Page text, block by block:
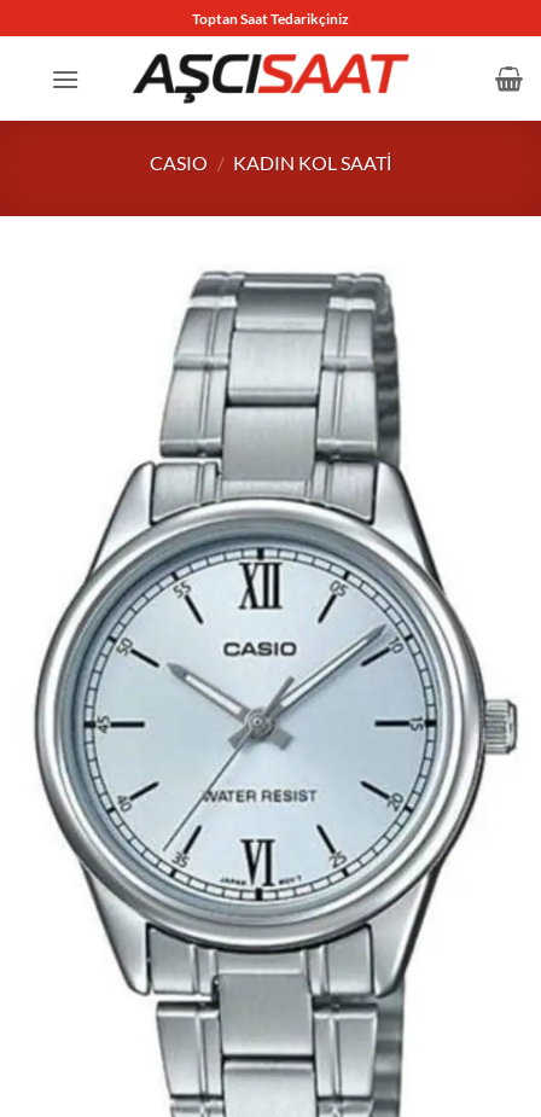
atla
Toptan Saat Tedarikçiniz
CASIO / KADIN KOL SAATI